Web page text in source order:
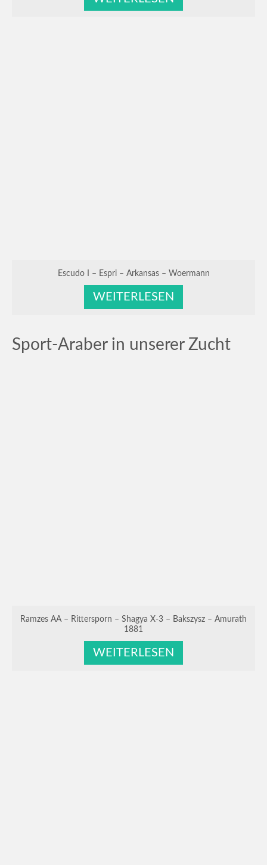
Escudo I – Espri – Arkansas – Woermann
WEITERLESEN
Sport-Araber in unserer Zucht
Ramzes AA – Rittersporn – Shagya X-3 – Bakszysz – Amurath
1881
WEITERLESEN